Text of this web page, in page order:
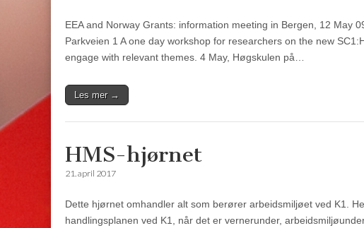
EEA and Norway Grants: information meeting in Bergen, 12 May
Parkveien 1 A one day workshop for researchers on the new
engage with relevant themes. 4 May, Høgskulen på…
Les mer →
HMS-hjørnet
21. april 2017
Dette hjørnet omhandler alt som berører arbeidsmiljøet ved K1.
handlingsplanen ved K1, når det er vernerunder,